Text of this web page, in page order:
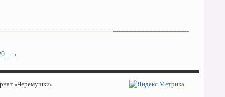
→
«Черемушки»